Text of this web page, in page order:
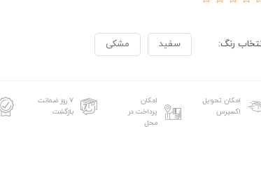
رنگ: سفید مشکی
امکان تحویل
اکسپرس
امکان
پرداخت در
محل
۷ روز ضمانت
بازگشت